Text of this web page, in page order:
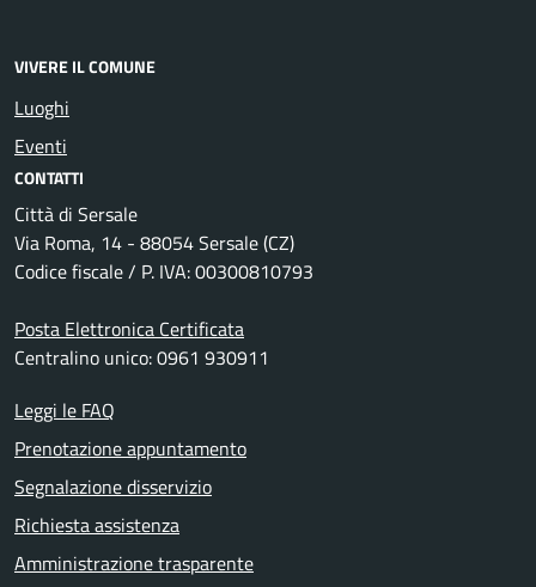
VIVERE IL COMUNE
Luoghi
Eventi
CONTATTI
Città di Sersale
Via Roma, 14 - 88054 Sersale (CZ)
Codice fiscale / P. IVA: 00300810793
Posta Elettronica Certificata
Centralino unico: 0961 930911
Leggi le FAQ
Prenotazione appuntamento
Segnalazione disservizio
Richiesta assistenza
Amministrazione trasparente